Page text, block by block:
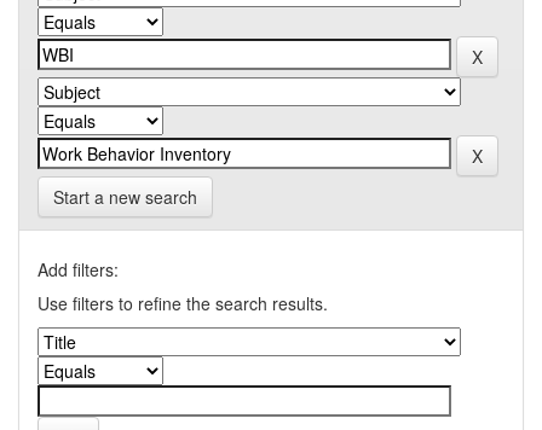
Start a new search
Add filters:
Use filters to refine the search results.